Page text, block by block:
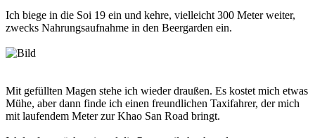
Ich biege in die Soi 19 ein und kehre, vielleicht 300 Meter weiter,
zwecks Nahrungsaufnahme in den Beergarden ein.
Mit gefüllten Magen stehe ich wieder draußen. Es kostet mich etwas
Mühe, aber dann finde ich einen freundlichen Taxifahrer, der mich
mit laufendem Meter zur Khao San Road bringt.